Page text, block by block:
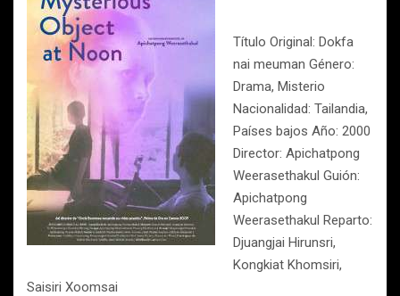
Título Original: Dokfa
nai meuman Género:
Drama, Misterio
Nacionalidad: Tailandia,
Países bajos Año: 2000
Director: Apichatpong
Weerasethakul Guión:
Apichatpong
Weerasethakul Reparto:
Djuangjai Hirunsri,
Kongkiat Khomsiri,
Saisiri Xoomsai